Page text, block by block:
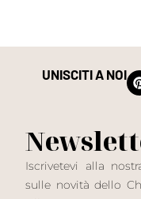
UNISCITI A NOI
Iscrivetevi alla
sulle novità dello